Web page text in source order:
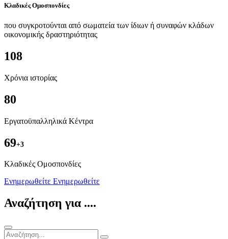
Κλαδικές Ομοσπονδίες
που συγκροτούνται από σωματεία των ίδιων ή συναφών κλάδων
οικονομικής δραστηριότητας
108
Χρόνια ιστορίας
80
Εργατοϋπαλληλικά Κέντρα
69+3
Kλαδικές Ομοσπονδίες
Ενημερωθείτε Ενημερωθείτε
Αναζήτηση για ....